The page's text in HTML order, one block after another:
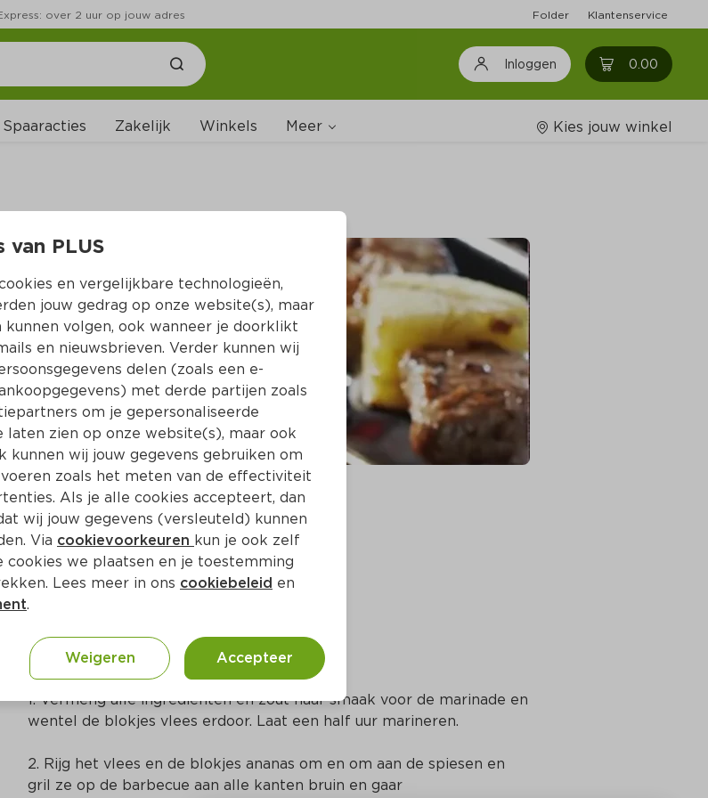
over 2 uur op jouw adres Folder Klantenservice
Inloggen 0.00 0
Spaaracties Zakelijk Winkels Meer
Wijnshop
Boodschappenlijstjes
Kies jouw winkel
varkenshaas
Overig
Bereidingswijze
1. Vermeng alle ingrediënten en zout naar smaak voor de marinade en
wentel de blokjes vlees erdoor. Laat een half uur marineren.
2. Rijg het vlees en de blokjes ananas om en om aan de spiesen en
gril ze op de barbecue aan alle kanten bruin en gaar
van PLUS
en vergelijkbare technologieën,
jouw gedrag op onze website(s), maar
kunnen volgen, ook wanneer je doorklikt
en nieuwsbrieven. Verder kunnen wij
delen (zoals een e-
met derde partijen zoals
om je gepersonaliseerde
laten zien op onze website(s), maar ook
kunnen wij jouw gegevens gebruiken om
zoals het meten van de effectiviteit
Als je alle cookies accepteert, dan
wij jouw gegevens (versleuteld) kunnen
Via cookievoorkeuren kun je ook zelf
cookies we plaatsen en je toestemming
Lees meer in ons cookiebeleid en
.
Weigeren Accepteer